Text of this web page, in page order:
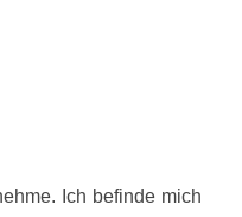
Ich befinde mich